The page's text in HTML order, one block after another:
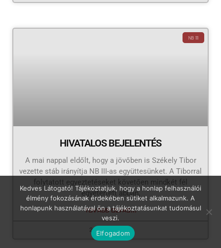
NB III
HIVATALOS BEJELENTÉS
A mai nappal eldőlt, hogy a jövőben is Székely Tibor
vezette stáb irányítja NB III-as együttesünket. A Tiborral
folytatott egyeztetéseket követően mindkét fél
egyetértett abban,
TOVÁBB OLVAS...
2026.05.30.
Kedves Látogató! Tájékoztatjuk, hogy a honlap felhasználói
élmény fokozásának érdekében sütiket alkalmazunk. A
honlapunk használatával ön a tájékoztatásunkat tudomásul
veszi.
Elfogadom